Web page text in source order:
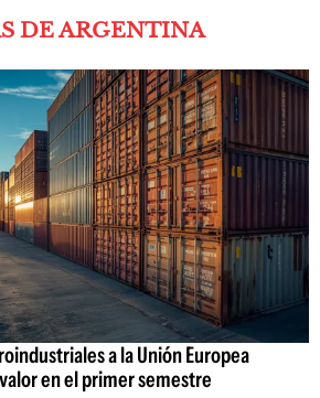
DE ARGENTINA
a la Unión Europea
en el primer semestre